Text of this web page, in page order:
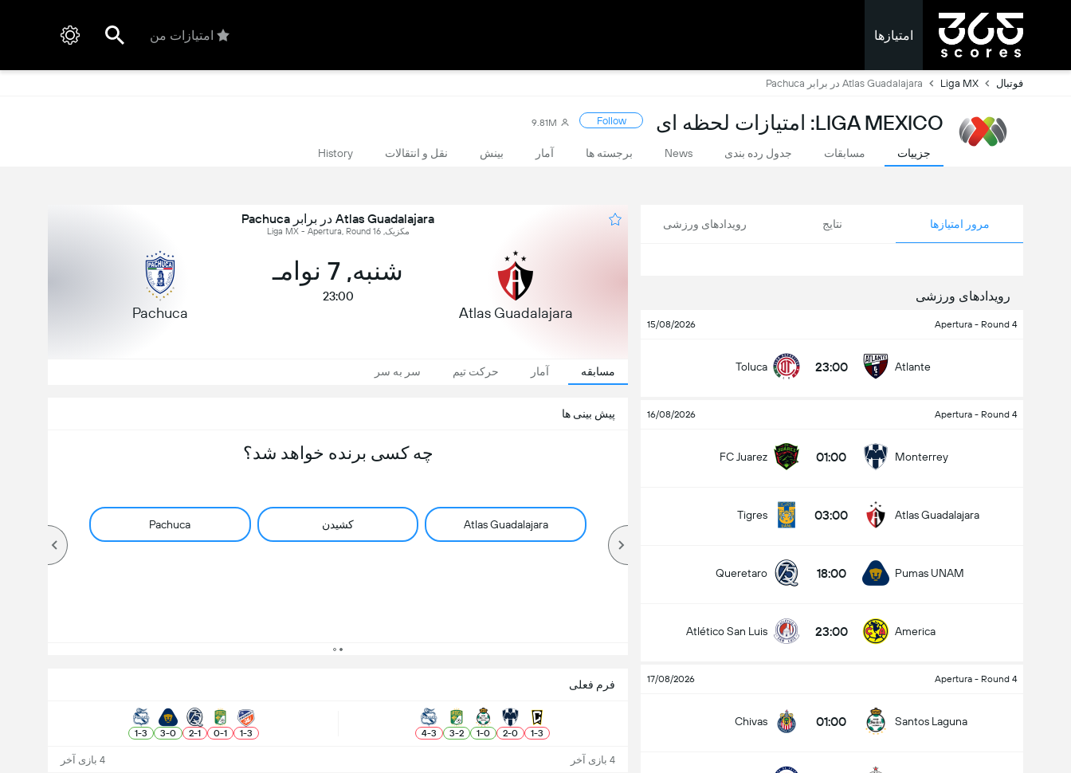
امتیازها امتیازات من
فوتبال Liga MX Atlas Guadalajara در برابر Pachuca
LIGA MEXICO: امتیازات لحظه ای Follow
9.81M
جزییات مسابقات جدول رده بندی News برجسته ها آمار بینش نقل و انتقالات History
مرور امتیازها نتایج رویدادهای ورزشی
رویدادهای ورزشی
Apertura - Round 4
15/08/2026
Atlante
23:00
Toluca
Apertura - Round 4
16/08/2026
Monterrey
01:00
FC Juarez
Atlas Guadalajara
03:00
Tigres
Pumas UNAM
18:00
Queretaro
America
23:00
Atlético San Luis
Apertura - Round 4
17/08/2026
Santos Laguna
01:00
Chivas
Atlas Guadalajara در برابر Pachuca
مکزیک, Liga MX - Apertura, Round 16
Atlas Guadalajara
شنبه, 7 نوامـ
23:00
Pachuca
مسابقه آمار حرکت تیم سر به سر
پیش بینی ها
چه کسی برنده خواهد شد؟
Atlas Guadalajara کشیدن Pachuca
کل گل های بازی (2.5)
فرم فعلی
3
-
1
0
-
2
0
-
1
2
-
3
3
-
4
3
-
1
1
-
0
1
-
2
0
-
3
3
-
1
4 بازی آخر 4 بازی آخر